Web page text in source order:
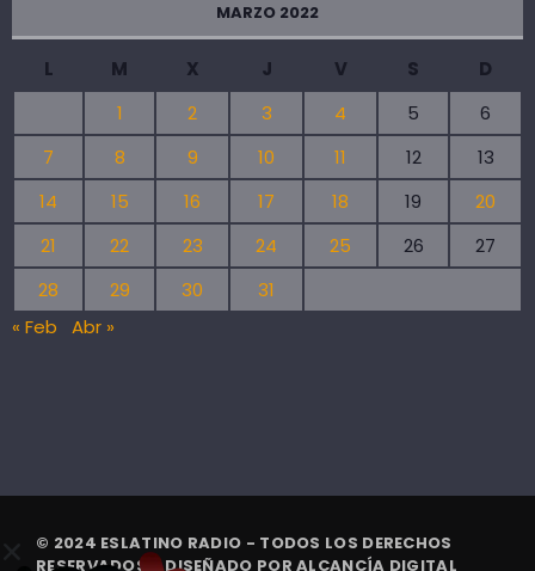
MARZO 2022
L M X J V S
D
1
2 3 4 5
6
7
8 9 10 11 12
13
14
15 16 17 18 19
20
21
22 23 24 25 26
27
28
29 30
31
« Feb
Abr »
© 2024 ESLATINO RADIO - TODOS LOS DERECHOS
RESERVADOS. | DISEÑADO PORALCANCÍA DIGITAL